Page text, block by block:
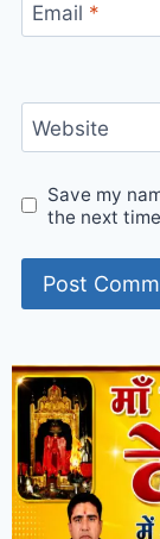
Email *
Website
Save my
the next